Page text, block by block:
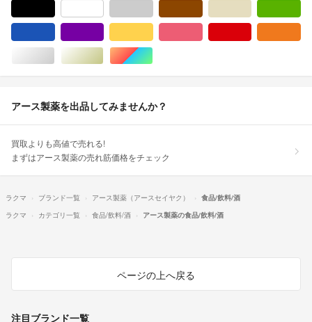
シルバー/銀色系ゴールド/金色系マルチカラー
アース製薬を出品してみませんか？
買取よりも高値で売れる!
まずはアース製薬の売れ筋価格をチェック
ラクマ ブランド一覧 アース製薬（アースセイヤク）
食品/飲料/酒
ラクマ
カテゴリ一覧 食品/飲料/酒 アース製薬の食品/飲料/酒
ページの上へ戻る
注目ブランド一覧